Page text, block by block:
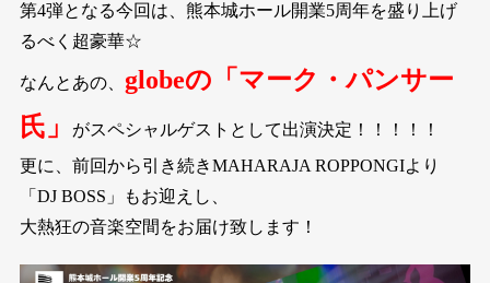
第4弾となる今回は、熊本城ホール開業5周年を盛り上げ
るべく超豪華☆
なんとあの、 globeの「マーク・パンサー
氏」
がスペシャルゲストとして出演決定！！！！！
更に、前回から引き続きMAHARAJA ROPPONGIより
「DJ BOSS」もお迎えし、
大熱狂の音楽空間をお届け致します！